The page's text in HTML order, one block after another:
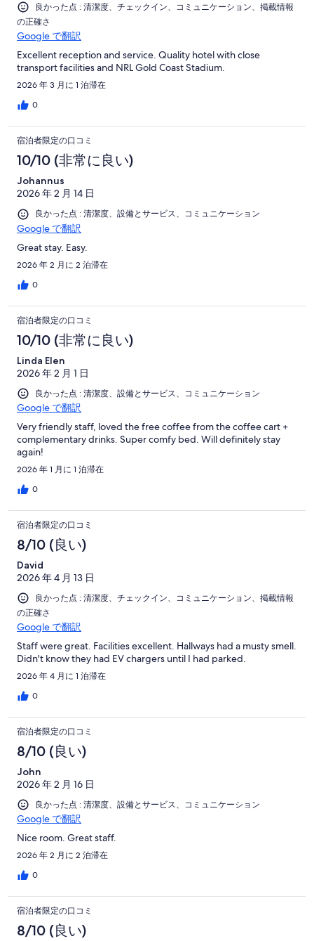
良かった点 : 清潔度、チェックイン、コミュニケーション、掲載情報
の正確さ
Google で翻訳
Excellent reception and service. Quality hotel with close
transport facilities and NRL Gold Coast Stadium.
2026 年 3 月に 1 泊滞在
0
宿泊者限定の口コミ
10/10 (非常に良い)
Johannus
2026 年 2 月 14 日
良かった点 : 清潔度、設備とサービス、コミュニケーション
Google で翻訳
Great stay. Easy.
2026 年 2 月に 2 泊滞在
0
宿泊者限定の口コミ
10/10 (非常に良い)
Linda Elen
2026 年 2 月 1 日
良かった点 : 清潔度、設備とサービス、コミュニケーション
Google で翻訳
Very friendly staff, loved the free coffee from the coffee cart +
complementary drinks. Super comfy bed. Will definitely stay
again!
2026 年 1 月に 1 泊滞在
0
宿泊者限定の口コミ
8/10 (良い)
David
2026 年 4 月 13 日
良かった点 : 清潔度、チェックイン、コミュニケーション、掲載情報
の正確さ
Google で翻訳
Staff were great. Facilities excellent. Hallways had a musty smell.
Didn't know they had EV chargers until I had parked.
2026 年 4 月に 1 泊滞在
0
宿泊者限定の口コミ
8/10 (良い)
John
2026 年 2 月 16 日
良かった点 : 清潔度、設備とサービス、コミュニケーション
Google で翻訳
Nice room. Great staff.
2026 年 2 月に 2 泊滞在
0
宿泊者限定の口コミ
8/10 (良い)